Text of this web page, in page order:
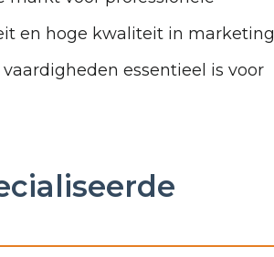
en hoge kwaliteit in marketing
essentieel is voor